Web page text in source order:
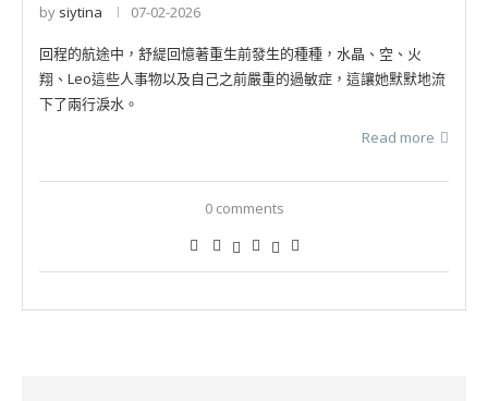
by siytina 07-02-2026
回程的航途中，舒緹回憶著重生前發生的種種，水晶、空、火
翔、Leo這些人事物以及自己之前嚴重的過敏症，這讓她默默地流
下了兩行淚水。
Read more
0 comments